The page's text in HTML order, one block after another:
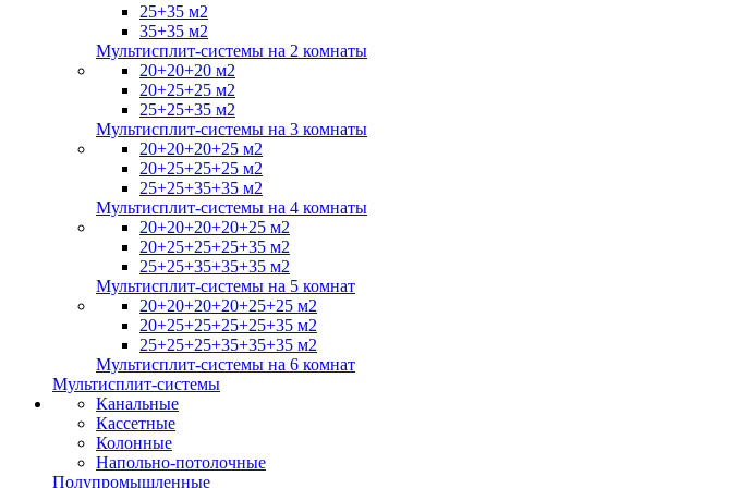
25+35 м2
35+35 м2
Мультисплит-системы на 2 комнаты
20+20+20 м2
20+25+25 м2
25+25+35 м2
Мультисплит-системы на 3 комнаты
20+20+20+25 м2
20+25+25+25 м2
25+25+35+35 м2
Мультисплит-системы на 4 комнаты
20+20+20+20+25 м2
20+25+25+25+35 м2
25+25+35+35+35 м2
Мультисплит-системы на 5 комнат
20+20+20+20+25+25 м2
20+25+25+25+25+35 м2
25+25+25+35+35+35 м2
Мультисплит-системы на 6 комнат
Мультисплит-системы
Канальные
Кассетные
Колонные
Напольно-потолочные
Полупромышленные